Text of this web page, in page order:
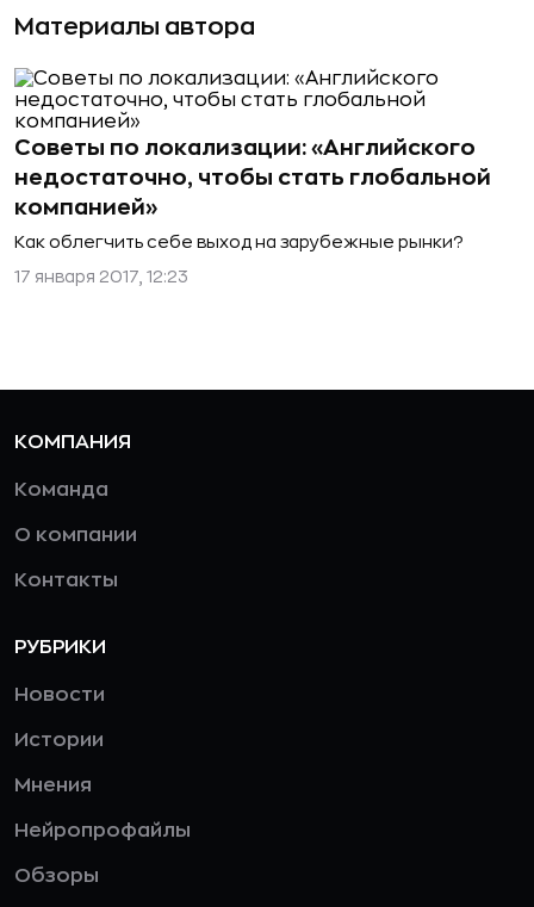
Материалы автора
Советы по локализации: «Английского
недостаточно, чтобы стать глобальной
компанией»
Как облегчить себе выход на зарубежные рынки?
17 января 2017, 12:23
КОМПАНИЯ
Команда
О компании
Контакты
РУБРИКИ
Новости
Истории
Мнения
Нейропрофайлы
Обзоры